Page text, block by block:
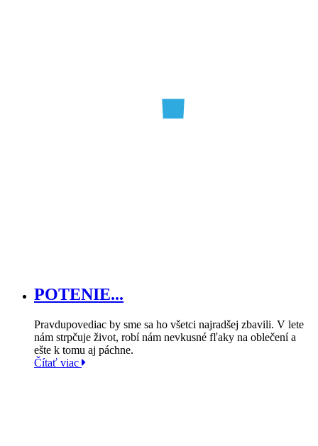
POTENIE...
Pravdupovediac by sme sa ho všetci najradšej zbavili. V lete
nám strpčuje život, robí nám nevkusné fľaky na oblečení a
ešte k tomu aj páchne.
Čítať viac